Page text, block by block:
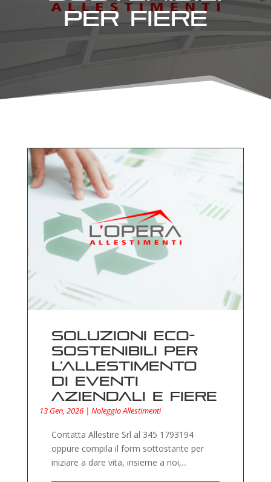
per fiere
Soluzioni eco-
sostenibili per
l’allestimento
di eventi
aziendali e fiere
13 Gen, 2026| Noleggio Allestimenti
Contatta Allestire Srl al 345 1793194
oppure compila il form sottostante per
iniziare a dare vita, insieme a noi,...